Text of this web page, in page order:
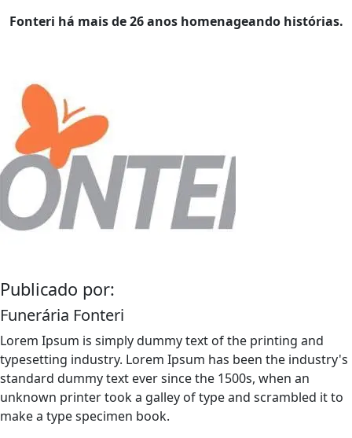
Fonteri há mais de 26 anos homenageando histórias.
Publicado por:
Funerária Fonteri
Lorem Ipsum is simply dummy text of the printing and
typesetting industry. Lorem Ipsum has been the industry's
standard dummy text ever since the 1500s, when an
unknown printer took a galley of type and scrambled it to
make a type specimen book.